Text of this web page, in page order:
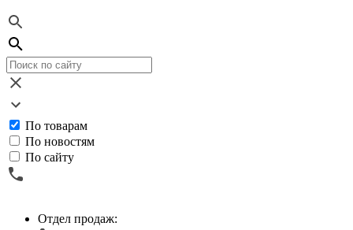
По товарам
По новостям
По сайту
Отдел продаж: